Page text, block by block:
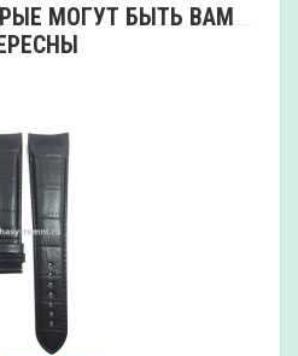
МОГУТ БЫТЬ ВАМ